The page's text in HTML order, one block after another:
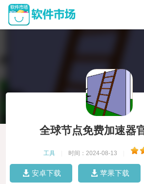
全球节点免费加速器
工具 时间：2024-08-13
安卓下载 苹果下载